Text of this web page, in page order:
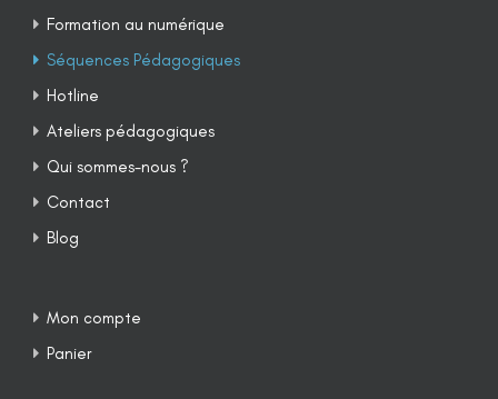
Formation au numérique
Séquences Pédagogiques
Hotline
Ateliers pédagogiques
Qui sommes-nous ?
Contact
Blog
Mon compte
Panier